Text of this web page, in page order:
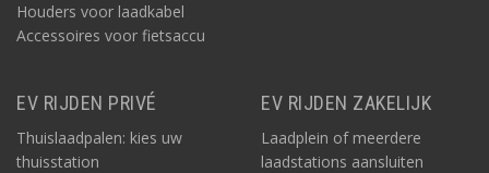
Houders voor laadkabel
Accessoires voor fietsaccu
EV RIJDEN PRIVÉ
Thuislaadpalen: kies uw
thuisstation
EV RIJDEN ZAKELIJK
Laadplein of meerdere
laadstations aansluiten